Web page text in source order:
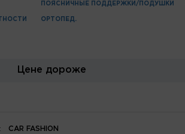
ПОЯСНИЧНЫЕ ПОДДЕРЖКИ/ПОДУШКИ
ОРТОПЕД.
Цене дороже
CAR FASHION